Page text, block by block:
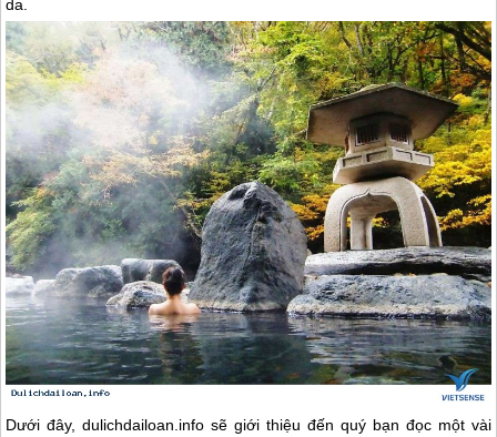
da.
Dưới đây, dulichdailoan.info sẽ giới thiệu đến quý bạn đọc một vài